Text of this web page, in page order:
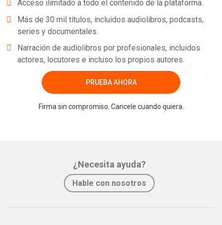
Acceso ilimitado a todo el contenido de la plataforma.
Más de 30 mil títulos, incluidos audiolibros, podcasts,
series y documentales.
Narración de audiolibros por profesionales, incluidos
actores, locutores e incluso los propios autores.
PRUEBA AHORA
Firma sin compromiso. Cancele cuando quiera.
¿Necesita ayuda?
Hable con nosotros